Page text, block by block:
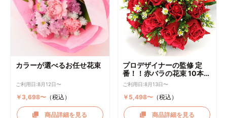
カラーが選べるお任せ花束
ご利用日:8月12日〜
￥3,698〜（税込）
商品詳細を見る
プロデザイナーの監修 定
番！！赤バラの花束 10本～
選択可能
ご利用日:8月13日〜
￥5,498〜 （税込）
商品詳細を見る